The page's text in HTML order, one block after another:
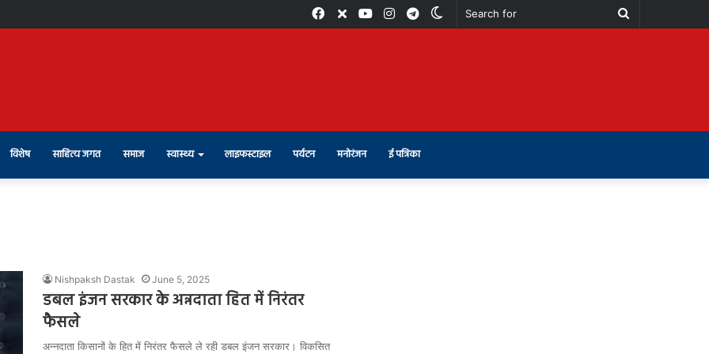
Search
Switch
Telegram
Instagram
Youtube
X
Facebook
विशेष साहित्य जगत समाज स्वास्थ्य लाइफस्टाइल पर्यटन मनोरंजन ई पत्रिका
Nishpaksh Dastak June 5, 2025
डबल इंजन सरकार के अन्नदाता हित में निरंतर
फैसले
अन्नदाता किसानों के हित में निरंतर फैसले ले रही डबल इंजन सरकार। विकसित